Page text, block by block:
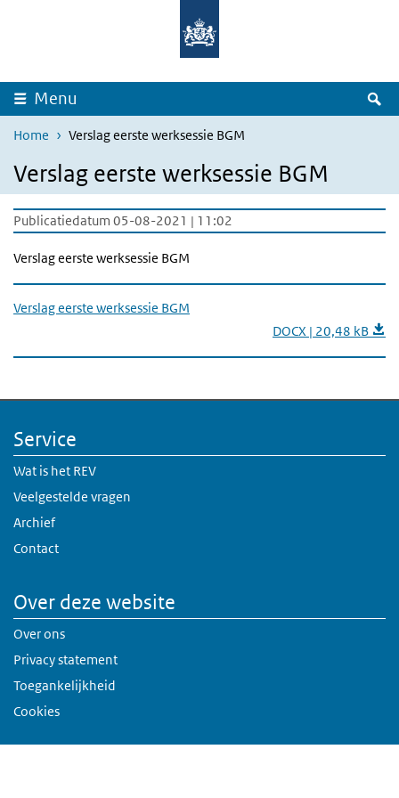
Overslaan en naar de inhoud gaan
Menu
Home Verslag eerste werksessie BGM
Verslag eerste werksessie BGM
Publicatiedatum 05-08-2021 | 11:02
Verslag eerste werksessie BGM
Verslag eerste werksessie BGM
DOCX | 20,48 kB
Service
Wat is het REV
Veelgestelde vragen
Archief
Contact
Over deze website
Over ons
Privacy statement
Toegankelijkheid
Cookies